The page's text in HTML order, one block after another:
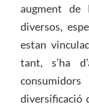
augment de
diversos,
estan
tant, s’ha
diversificació